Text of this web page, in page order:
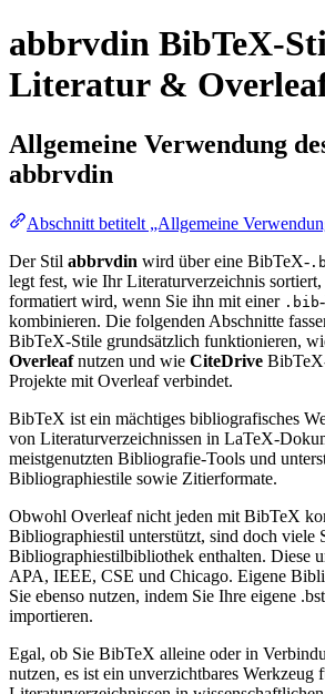
abbrvdin BibTeX-
Literatur &
Allgemeine Verwendung
abbrvdin
Abschnitt betitelt „Allgemeine
Der Stil abbrvdin wird über eine BibTeX-
legt fest, wie Ihr Literaturverzeichnis sortiert,
formatiert wird, wenn Sie ihn mit einer .bib
kombinieren. Die folgenden Abschnitte
BibTeX-Stile grundsätzlich funktionieren,
Overleafnutzen und wie CiteDrive
Projekte mit Overleaf verbindet.
BibTeX ist ein mächtiges bibliografisches
von Literaturverzeichnissen in LaTeX-
meistgenutzten Bibliografie-Tools und
Bibliographiestile sowie Zitierformate.
Obwohl Overleaf nicht jeden mit BibTeX
Bibliographiestil unterstützt, sind doch viele
Bibliographiestilbibliothek enthalten. Diese
APA, IEEE, CSE und Chicago. Eigene
Sie ebenso nutzen, indem Sie Ihre eigene
importieren.
Egal, ob Sie BibTeX alleine oder in
nutzen, es ist ein unverzichtbares Werkzeug